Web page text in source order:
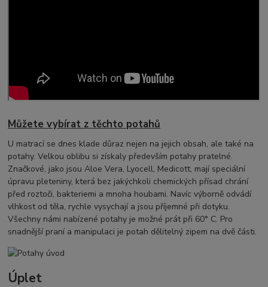
Můžete vybírat z těchto potahů
U matrací se dnes klade důraz nejen na jejich obsah, ale také na
potahy. Velkou oblibu si získaly především potahy pratelné.
Značkové, jako jsou Aloe Vera, Lyocell, Medicott, mají speciální
úpravu pleteniny, která bez jakýchkoli chemických přísad chrání
před roztoči, bakteriemi a mnoha houbami. Navíc výborně odvádí
vlhkost od těla, rychle vysychají a jsou příjemné při dotyku.
Všechny námi nabízené potahy je možné prát při 60° C. Pro
snadnější praní a manipulaci je potah dělitelný zipem na dvě části.
Úplet